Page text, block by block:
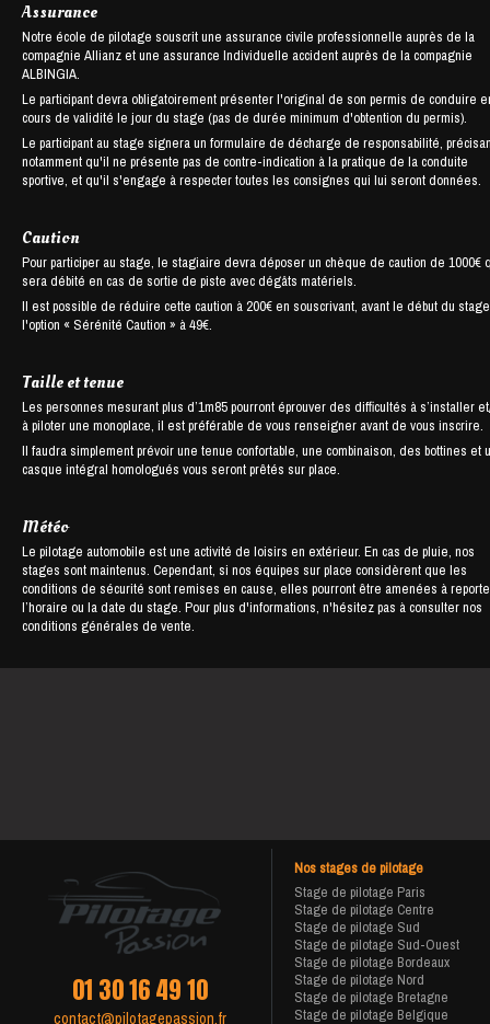
Assurance
Notre école de pilotage souscrit une assurance civile professionnelle auprès de la
compagnie Allianz et une assurance Individuelle accident auprès de la compagnie
ALBINGIA.
Le participant devra obligatoirement présenter l'original de son permis de conduire
cours de validité le jour du stage (pas de durée minimum d'obtention du permis).
Le participant au stage signera un formulaire de décharge de responsabilité,
notamment qu'il ne présente pas de contre-indication à la pratique de la conduite
sportive, et qu'il s'engage à respecter toutes les consignes qui lui seront données.
Caution
Pour participer au stage, le stagiaire devra déposer un chèque de caution de 1000€
sera débité en cas de sortie de piste avec dégâts matériels.
Il est possible de réduire cette caution à 200€ en souscrivant, avant le début du
l'option « Sérénité Caution » à 49€.
Taille et tenue
Les personnes mesurant plus d’1m85 pourront éprouver des difficultés à s’installer
à piloter une monoplace, il est préférable de vous renseigner avant de vous inscrire.
Il faudra simplement prévoir une tenue confortable, une combinaison, des bottines et
casque intégral homologués vous seront prêtés sur place.
Météo
Le pilotage automobile est une activité de loisirs en extérieur. En cas de pluie, nos
stages sont maintenus. Cependant, si nos équipes sur place considèrent que les
conditions de sécurité sont remises en cause, elles pourront être amenées à
l’horaire ou la date du stage. Pour plus d'informations, n'hésitez pas à consulter nos
conditions générales de vente.
01 30 16 49 10
Nos stages de pilotage
Stage de pilotage Paris
Stage de pilotage Centre
Stage de pilotage Sud
Stage de pilotage Sud-Ouest
Stage de pilotage Bordeaux
Stage de pilotage Nord
Stage de pilotage Bretagne
Stage de pilotage Belgique